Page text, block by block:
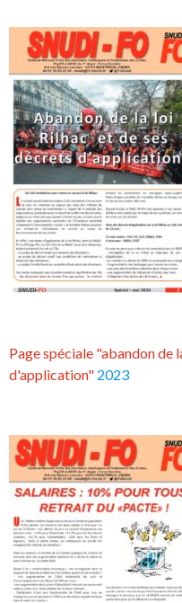
Page spéciale "abandon de
d'application" 2023